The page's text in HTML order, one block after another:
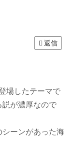
返信
場したテーマで
が濃厚なので
ーンがあった海